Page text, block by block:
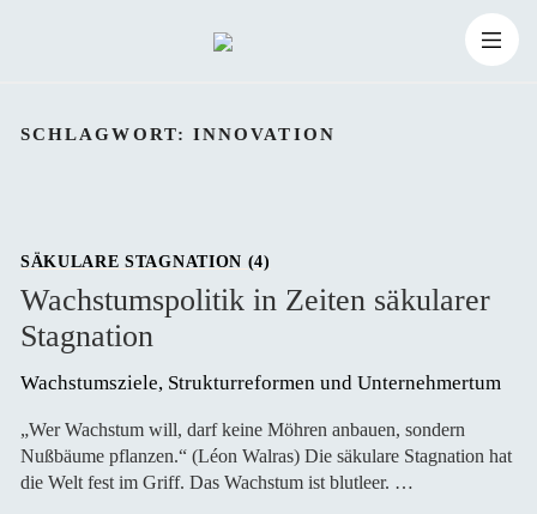
Inhalt
nach:
SCHLAGWORT: INNOVATION
SÄKULARE STAGNATION (4)
Wachstumspolitik in Zeiten säkularer
Stagnation
Wachstumsziele, Strukturreformen und Unternehmertum
„Wer Wachstum will, darf keine Möhren anbauen, sondern
Nußbäume pflanzen.“ (Léon Walras) Die säkulare Stagnation hat
die Welt fest im Griff. Das Wachstum ist blutleer. …